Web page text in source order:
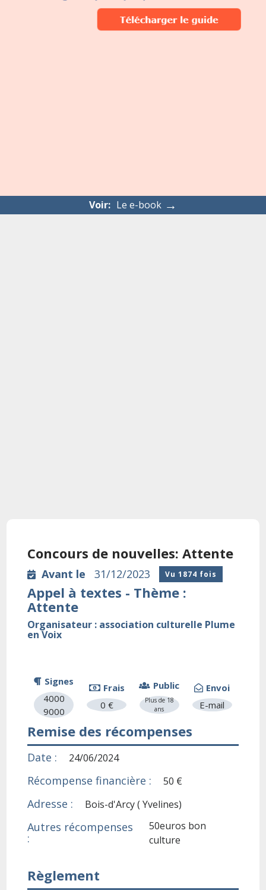
Voir: Le e-book →
Concours de nouvelles: Attente
Avant le 31/12/2023 Vu 1874 fois
Appel à textes - Thème :
Attente
Organisateur : association culturelle Plume
en Voix
Signes
4000
9000
Frais
0 €
Public
Plus de 18
ans
Envoi
E-mail
Remise des récompenses
Date : 24/06/2024
Récompense financière : 50 €
Adresse : Bois-d'Arcy ( Yvelines)
Autres récompenses
:
50euros bon
culture
Règlement